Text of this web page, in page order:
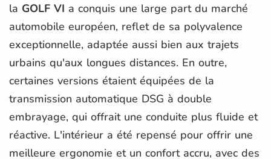
la GOLF VI a conquis une large part du marché
automobile européen, reflet de sa polyvalence
exceptionnelle, adaptée aussi bien aux trajets
urbains qu'aux longues distances. En outre,
certaines versions étaient équipées de la
transmission automatique DSG à double
embrayage, qui offrait une conduite plus fluide et
réactive. L'intérieur a été repensé pour offrir une
meilleure ergonomie et un confort accru, avec des